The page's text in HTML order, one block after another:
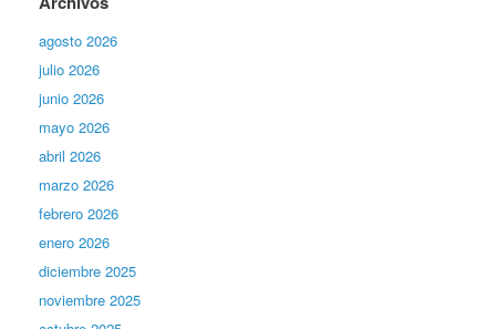
agosto 2026
julio 2026
junio 2026
mayo 2026
abril 2026
marzo 2026
febrero 2026
enero 2026
diciembre 2025
noviembre 2025